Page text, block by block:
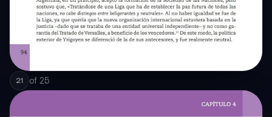
21 of 25